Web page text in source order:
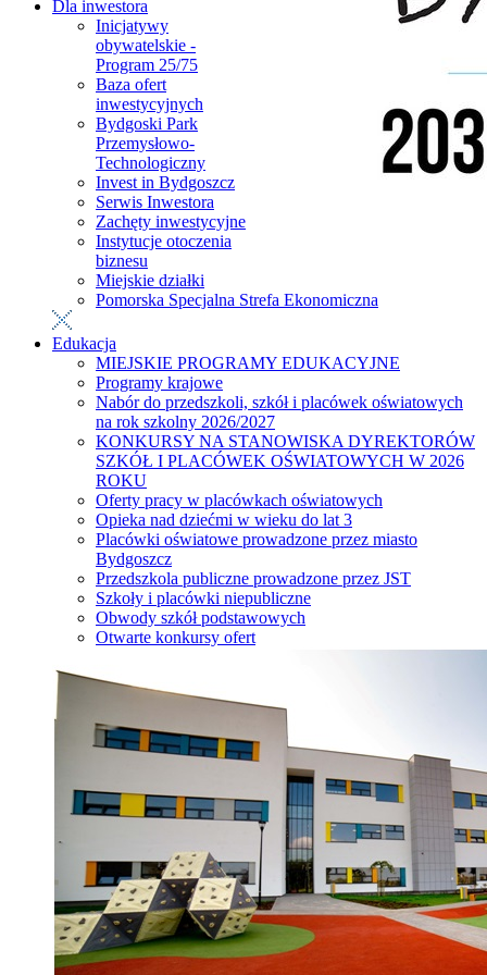
Dla inwestora
Inicjatywy
obywatelskie -
Program 25/75
Baza ofert
inwestycyjnych
Bydgoski Park
Przemysłowo-
Technologiczny
Invest in Bydgoszcz
Serwis Inwestora
Zachęty inwestycyjne
Instytucje otoczenia
biznesu
Miejskie działki
Pomorska Specjalna Strefa Ekonomiczna
Edukacja
MIEJSKIE PROGRAMY EDUKACYJNE
Programy krajowe
Nabór do przedszkoli, szkół i placówek oświatowych
na rok szkolny 2026/2027
KONKURSY NA STANOWISKA DYREKTORÓW
SZKÓŁ I PLACÓWEK OŚWIATOWYCH W 2026
ROKU
Oferty pracy w placówkach oświatowych
Opieka nad dziećmi w wieku do lat 3
Placówki oświatowe prowadzone przez miasto
Bydgoszcz
Przedszkola publiczne prowadzone przez JST
Szkoły i placówki niepubliczne
Obwody szkół podstawowych
Otwarte konkursy ofert